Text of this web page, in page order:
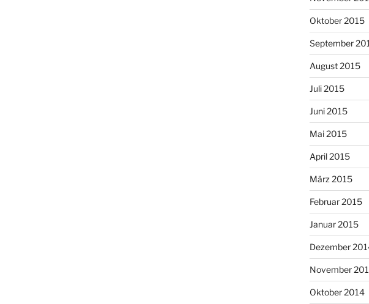
Oktober 2015
September
August 2015
Juli 2015
Juni 2015
Mai 2015
April 2015
März 2015
Februar 2015
Januar 2015
Dezember
November
Oktober 2014